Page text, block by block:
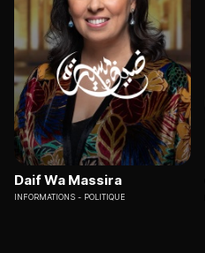
Daif Wa Massira
INFORMATIONS POLITIQUE